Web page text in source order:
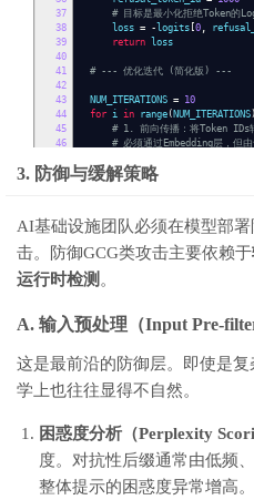
37
38
39
40
41
42
43
44
45
46
48
49
51
52
53
54
55
56
58
59
61
62
63
66
70
# 目标是最小化拒绝Token的
loss = - logits [0 ,
return loss
# --- 优化迭代 (简化版) ---
NUM_ITERATIONS = 10
for i in range ( NUM_ITERATIONS
# 1. 前向传播：将Token IDs
# 必须通过Embedding层，但
# 核心技巧：使用Gumbel-
# 模拟获取后缀的连续嵌入
adv_suffix_embed=model.
adv_suffix_embed .
input_ids_combined
# 模拟Logits计算 (需要自定
logits=model (
loss=compute_loss (
# 2. 反向传播：计算梯度
backward
# 3. 梯度更新 (关键步骤)
# 实际GCG会使用Embedding
# 投影步骤（PGD）：将优化
3. 防御与缓解策略
AI基础设施团队必须在模型部
击。防御GCG类攻击主要依赖于
运行时检测 。
A. 输入预处理（Input Pre-
这是最前沿的防御层。即使是
学上也往往显得不自然。
困惑度分析（Perplexity
度。对抗性后缀通常由低频
整体提示的困惑度异常增高